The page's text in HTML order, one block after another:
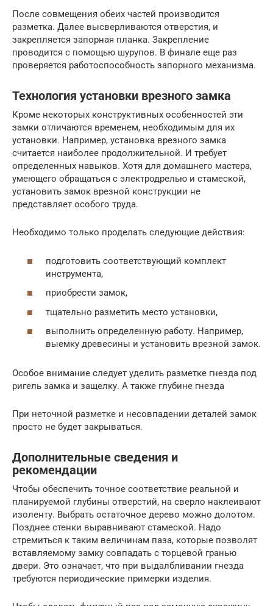
После совмещения обеих частей производится
разметка. Далее высверливаются отверстия, и
закрепляется запорная планка. Закрепление
проводится с помощью шурупов. В финале еще раз
проверяется работоспособность запорного механизма.
Технология установки врезного замка
Кроме некоторых конструктивных особенностей эти
замки отличаются временем, необходимым для их
установки. Например, установка врезного замка
считается наиболее продолжительной. И требует
определенных навыков. Хотя для домашнего мастера,
умеющего обращаться с электродрелью и стамеской,
установить замок врезной конструкции не
представляет особого труда.
Необходимо только проделать следующие действия:
подготовить соответствующий комплект
инструмента,
приобрести замок,
тщательно разметить место установки,
выполнить определенную работу. Например,
выемку древесины и установить врезной замок.
Особое внимание следует уделить разметке гнезда под
ригель замка и защелку. А также глубине гнезда
При неточной разметке и несовпадении деталей замок
просто не будет закрываться.
Дополнительные сведения и
рекомендации
Чтобы обеспечить точное соответствие реальной и
планируемой глубины отверстий, на сверло наклеивают
изоленту. Выбрать остаточное дерево можно долотом.
Позднее стенки выравнивают стамеской. Надо
стремиться к таким величинам паза, которые позволят
вставляемому замку совпадать с торцевой гранью
двери. Это означает, что при выдалбливании гнезда
требуются периодические примерки изделия.